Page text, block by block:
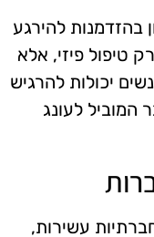
בהזדמנות להירגע
טיפול פיזי, אלא
יכולות להרגיש
המוביל לעונג
עשירות,